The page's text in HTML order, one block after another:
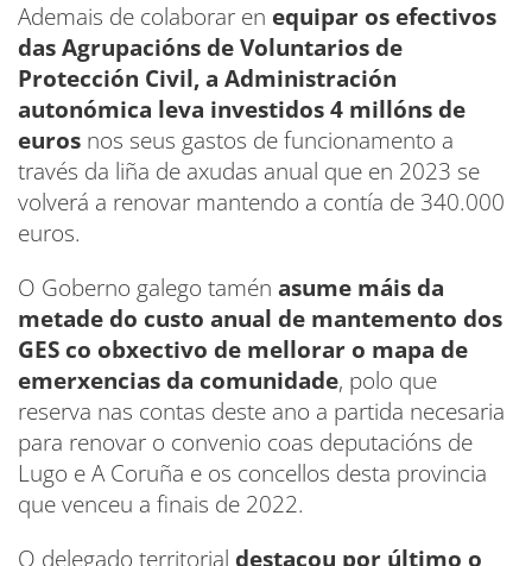
Ademais de colaborar en equipar os efectivos
das Agrupacións de Voluntarios de
Protección Civil, a Administración
autonómica leva investidos 4 millóns de
euros nos seus gastos de funcionamento a
través da liña de axudas anual que en 2023 se
volverá a renovar mantendo a contía de 340.000
euros.
O Goberno galego tamén asume máis da
metade do custo anual de mantemento dos
GES co obxectivo de mellorar o mapa de
emerxencias da comunidade, polo que
reserva nas contas deste ano a partida necesaria
para renovar o convenio coas deputacións de
Lugo e A Coruña e os concellos desta provincia
que venceu a finais de 2022.
O delegado territorial destacou por último o